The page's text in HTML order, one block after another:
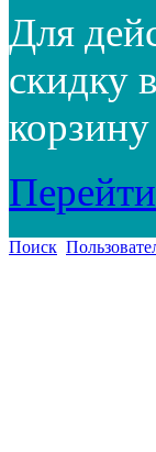
Для
скидку
Поиск